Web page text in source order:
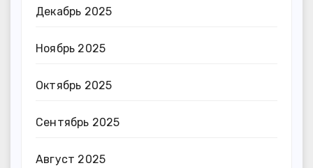
Декабрь 2025
Ноябрь 2025
Октябрь 2025
Сентябрь 2025
Август 2025